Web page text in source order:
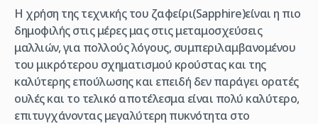
Η χρήση της τεχνικής του ζαφείρι(Sapphire)είναι η πιο
δημοφιλής στις μέρες μας στις μεταμοσχεύσεις
μαλλιών, για πολλούς λόγους, συμπεριλαμβανομένου
του μικρότερου σχηματισμού κρούστας και της
καλύτερης επούλωσης και επειδή δεν παράγει ορατές
ουλές και το τελικό αποτέλεσμα είναι πολύ καλύτερο,
επιτυγχάνοντας μεγαλύτερη πυκνότητα στο